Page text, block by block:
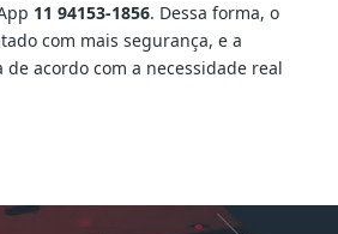
11 94153-1856. Dessa forma, o
com mais segurança, e a
de acordo com a necessidade real